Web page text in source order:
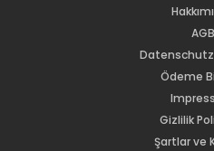
AGB
Ödeme
Gizlilik
Şartlar ve